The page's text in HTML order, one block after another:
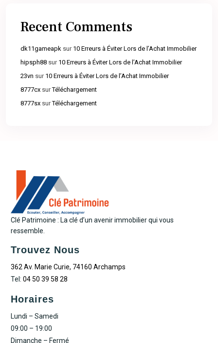
Recent Comments
dk11gameapk sur 10 Erreurs à Éviter Lors de l’Achat Immobilier
hipsph88 sur 10 Erreurs à Éviter Lors de l’Achat Immobilier
23vn sur 10 Erreurs à Éviter Lors de l’Achat Immobilier
8777cx surTéléchargement
8777sx surTéléchargement
Clé Patrimoine : La clé d’un avenir immobilier qui vous
ressemble.
Trouvez Nous
362 Av. Marie Curie, 74160 Archamps
Tel:04 50 39 58 28
Horaires
Lundi – Samedi
09:00 – 19:00
Dimanche – Fermé